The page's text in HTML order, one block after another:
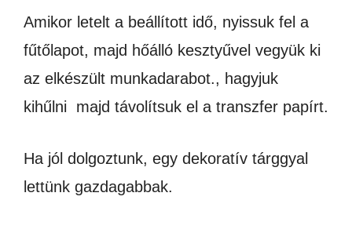
Amikor letelt a beállított idő, nyissuk fel a
fűtőlapot, majd hőálló kesztyűvel vegyük ki
az elkészült munkadarabot., hagyjuk
kihűlni majd távolítsuk el a transzfer papírt.
Ha jól dolgoztunk, egy dekoratív tárggyal
lettünk gazdagabbak.